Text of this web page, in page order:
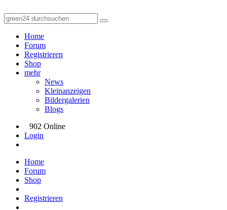
Home
Forum
Registrieren
Shop
mehr
News
Kleinanzeigen
Bildergalerien
Blogs
902 Online
Login
Home
Forum
Shop
Registrieren